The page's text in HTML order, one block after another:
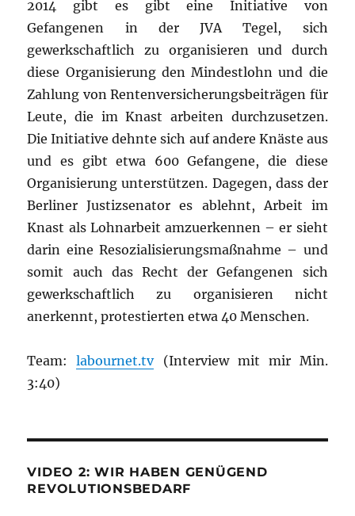
2014 gibt es gibt eine Initiative von
Gefangenen in der JVA Tegel, sich
gewerkschaftlich zu organisieren und durch
diese Organisierung den Mindestlohn und die
Zahlung von Rentenversicherungsbeiträgen für
Leute, die im Knast arbeiten durchzusetzen.
Die Initiative dehnte sich auf andere Knäste aus
und es gibt etwa 600 Gefangene, die diese
Organisierung unterstützen. Dagegen, dass der
Berliner Justizsenator es ablehnt, Arbeit im
Knast als Lohnarbeit amzuerkennen – er sieht
darin eine Resozialisierungsmaßnahme – und
somit auch das Recht der Gefangenen sich
gewerkschaftlich zu organisieren nicht
anerkennt, protestierten etwa 40 Menschen.
Team:labournet.tv(Interview mit mir Min.
3:40)
VIDEO 2: WIR HABEN GENÜGEND
REVOLUTIONSBEDARF